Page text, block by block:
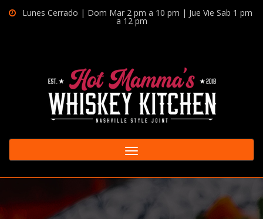
Lunes Cerrado | Dom Mar 2 pm a 10 pm | Jue Vie Sab 1 pm
a 12 pm
Toggle
navigation